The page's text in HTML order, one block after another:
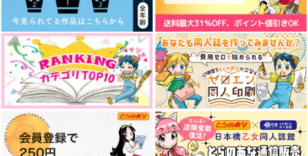
月刊OSAFUNE 11月
号
令月梅香
僕たちの関係を恋と呼
ぶなら
ふぁーた
KALEIDO TERRARIU
M -カレイドテラリウ
ム-
茜ノ丘
警視庁魔獣対策室 狼
刑事と目覚めの賢 上
一迅社
880円（税込）
サンプル
作品詳細